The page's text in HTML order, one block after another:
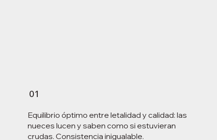
01
Equilibrio óptimo entre letalidad y calidad: las
nueces lucen y saben como si estuvieran
crudas. Consistencia inigualable.